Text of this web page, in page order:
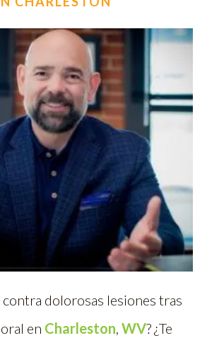
contra dolorosas lesiones tras
en Charleston, WV? ¿Te